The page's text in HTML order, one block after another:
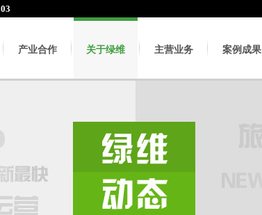
产业合作 关于绿维 主营业务 案例成果